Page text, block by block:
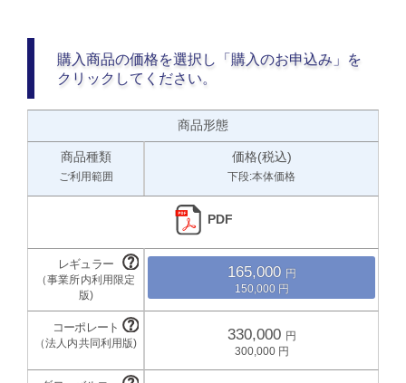
購入商品の価格を選択し「購入のお申込み」を
クリックしてください。
商品形態
商品種類
ご利用範囲
価格(税込)
下段:本体価格
PDF
165,000
150,000
330,000
300,000